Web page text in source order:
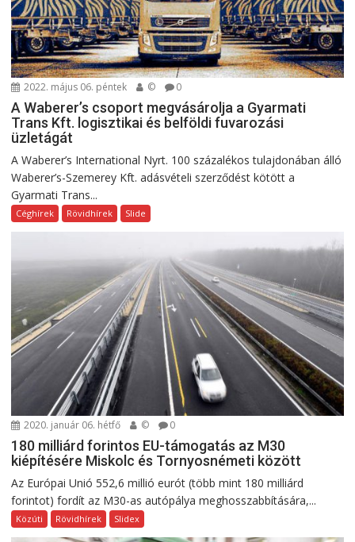
2022. május 06. péntek © 0
A Waberer’s csoport megvásárolja a Gyarmati
Trans Kft. logisztikai és belföldi fuvarozási
üzletágát
A Waberer’s International Nyrt. 100 százalékos tulajdonában álló
Waberer’s-Szemerey Kft. adásvételi szerződést kötött a
Gyarmati Trans...
Céghírek Rövidhírek Slide
2020. január 06. hétfő © 0
180 milliárd forintos EU-támogatás az M30
kiépítésére Miskolc és Tornyosnémeti között
Az Európai Unió 552,6 millió eurót (több mint 180 milliárd
forintot) fordít az M30-as autópálya meghosszabbítására,...
Közúti Rövidhírek Slidex